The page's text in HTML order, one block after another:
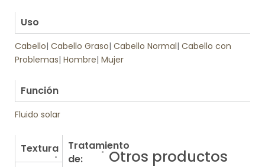
Uso
Cabello| Cabello Graso| Cabello Normal| Cabello con
Problemas| Hombre| Mujer
Función
Fluido solar
Textura
Tratamiento
de:
Otros productos